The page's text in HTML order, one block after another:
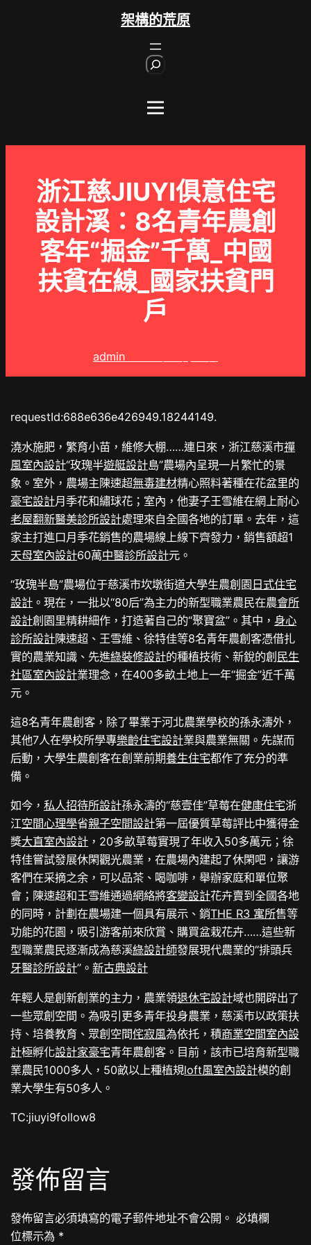
架構的荒原
浙江慈JIUYI俱意住宅
設計溪：8名青年農創
客年“掘金”千萬_中國
扶貧在線_國家扶貧門
戶
admin
requestId:688e636e426949.18244149.
澆水施肥，繁育小苗，維修大棚……連日來，浙江慈溪市禪
風室內設計“玫瑰半遊艇設計島”農場內呈現一片繁忙的景
象。室外，農場主陳速超無毒建材精心照料著種在花盆里的
豪宅設計月季花和繡球花；室內，他妻子王雪維在網上耐心
老屋翻新醫美診所設計處理來自全國各地的訂單。去年，這
家主打進口月季花銷售的農場線上線下齊發力，銷售額超1
天母室內設計60萬中醫診所設計元。
“玫瑰半島”農場位于慈溪市坎墩街道大學生農創園日式住宅
設計 。現在，一批以“80后”為主力的新型職業農民在農會所
設計創園里精耕細作，打造著自己的“聚寶盆”。其中， 身心
診所設計陳速超、王雪維、徐特佳等8名青年農創客憑借扎
實的農業知識、先進綠裝修設計的種植技術、新銳的創民生
社區室內設計業理念，在400多畝土地上一年“掘金”近千萬
元。
這8名青年農創客，除了畢業于河北農業學校的孫永濤外，
其他7人在學校所學專樂齡住宅設計業與農業無關。先謀而
后動，大學生農創客在創業前期養生住宅都作了充分的準
備。
如今，私人招待所設計孫永濤的“慈壹佳”草莓在健康住宅浙
江空間心理學省親子空間設計第一屆優質草莓評比中獲得金
獎大直室內設計 ，20多畝草莓實現了年收入50多萬元；徐
特佳嘗試發展休閑觀光農業，在農場內建起了休閑吧，讓游
客們在采摘之余，可以品茶、喝咖啡，舉辦家庭和單位聚
會；陳速超和王雪維通過網絡將客變設計花卉賣到全國各地
的同時，計劃在農場建一個具有展示、銷THE R3 寓所售等
功能的花園，吸引游客前來欣賞、購買盆栽花卉……這些新
型職業農民逐漸成為慈溪綠設計師發展現代農業的“排頭兵
牙醫診所設計”。新古典設計
年輕人是創新創業的主力，農業領退休宅設計域也開辟出了
一些眾創空間。為吸引更多青年投身農業，慈溪市以政策扶
持、培養教育、眾創空間侘寂風為依托，積商業空間室內設
計極孵化設計家豪宅青年農創客。目前，該市已培育新型職
業農民1000多人，50畝以上種植規loft風室內設計模的創
業大學生有50多人。
TC:jiuyi9follow8
發佈留言
發佈留言必須填寫的電子郵件地址不會公開。 必填欄
位標示為 *